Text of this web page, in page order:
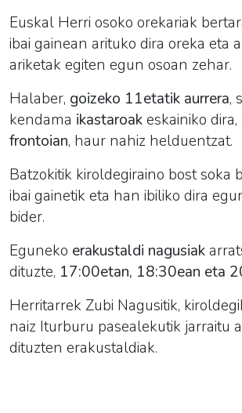
Euskal Herri osoko orekariak
ibai gainean arituko dira oreka eta
ariketak egiten egun osoan zehar.
Halaber, goizeko 11etatik aurrera,
kendama ikastaroakeskainiko dira,
frontoian, haur nahiz helduentzat.
Batzokitik kiroldegiraino bost soka
ibai gainetik eta han ibiliko dira
bider.
Eguneko erakustaldi nagusiak
dituzte, 17:00etan, 18:30ean eta
Herritarrek Zubi Nagusitik,
naiz Iturburu pasealekutik jarraitu
dituzten erakustaldiak.